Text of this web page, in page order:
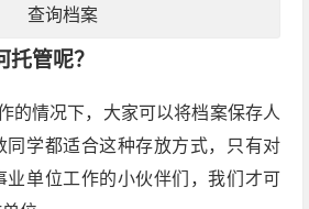
查询档案
管呢？
的情况下，大家可以将档案保存人
同学都适合这种存放方式，只有对
业单位工作的小伙伴们，我们才可